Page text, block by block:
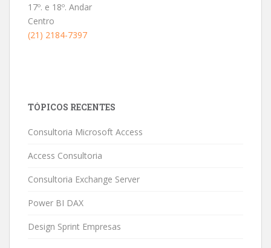
17º. e 18º. Andar
Centro
(21) 2184-7397
TÓPICOS RECENTES
Consultoria Microsoft Access
Access Consultoria
Consultoria Exchange Server
Power BI DAX
Design Sprint Empresas